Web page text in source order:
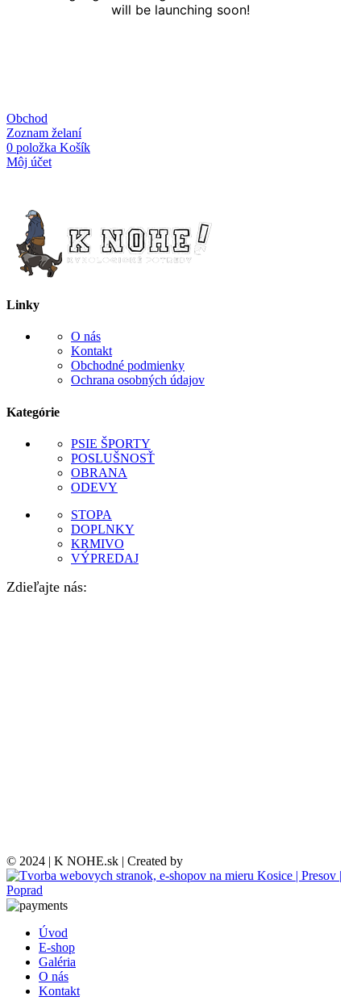
will be launching soon!
Obchod
Zoznam želaní
0 položka Košík
Môj účet
Linky
O nás
Kontakt
Obchodné podmienky
Ochrana osobných údajov
Kategórie
PSIE ŠPORTY
POSLUŠNOSŤ
OBRANA
ODEVY
STOPA
DOPLNKY
KRMIVO
VÝPREDAJ
Zdieľajte nás:
© 2024 | K NOHE.sk | Created by
Úvod
E-shop
Galéria
O nás
Kontakt